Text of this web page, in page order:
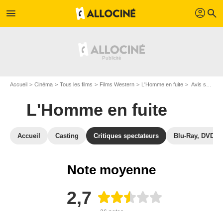
menu profil search
Accueil Cinéma Tous les films Films Western L'Homme en fuite Avis sur L'Homme en fuite
L'Homme en fuite
Accueil Casting Critiques spectateurs Blu-Ray, DVD
Note moyenne
2,7